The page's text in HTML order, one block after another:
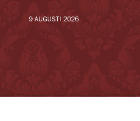
9 AUGUSTI 2026